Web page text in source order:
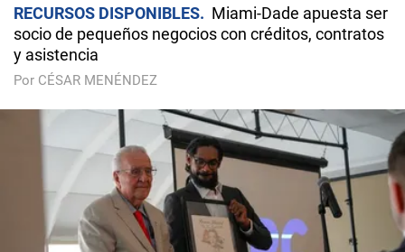
RECURSOS DISPONIBLES
Miami-Dade apuesta ser
socio de pequeños negocios con créditos, contratos
y asistencia
Por CÉSAR MENÉNDEZ